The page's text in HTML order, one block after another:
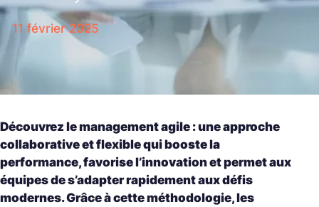
11 février 2025
Découvrez le management agile : une approche
collaborative et flexible qui booste la
performance, favorise l’innovation et permet aux
équipes de s’adapter rapidement aux défis
modernes. Grâce à cette méthodologie, les